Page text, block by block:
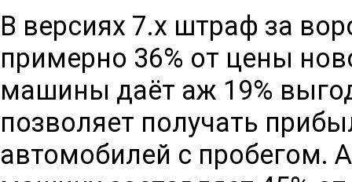
В версиях 7.х штраф за
примерно 36% от цены
машины даёт аж 19%
позволяет получать
автомобилей с пробегом.